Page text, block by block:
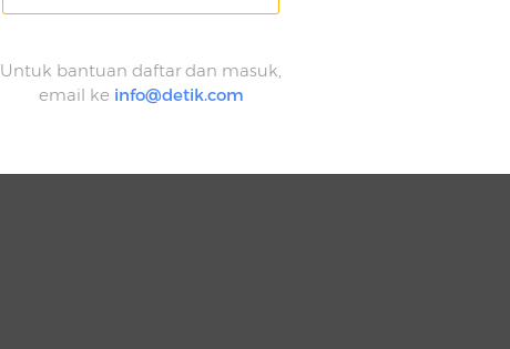
Untuk bantuan daftar dan masuk,
email ke info@detik.com